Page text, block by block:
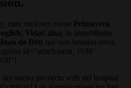
muy molones como Primavera
VidaCaixa, la inmobiliaria
de Déu que nos brindan retos
id="attachment_1038"
nuevo proyecto web del hospital